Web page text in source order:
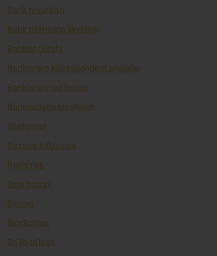
Bank resurslari
Bank tizimining likvidligi
Banklar guruhi
Banklararo korrespondent aloqalar
Banklararo pul bozori
Banknotlarni tekshirish
Bankomat
Bazaviy inflyasiya
Bazis risk
Birja bozori
Bitcoin
Blockchain
Bo’lib to’lash